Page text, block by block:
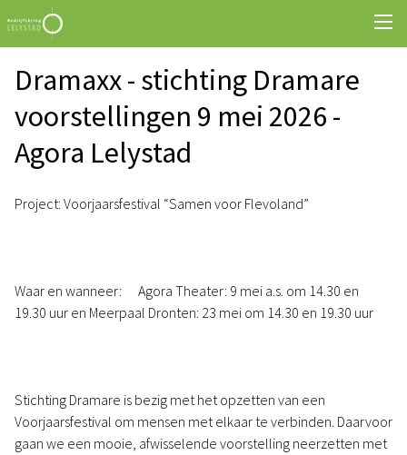
Dramaxx - stichting Dramare
voorstellingen 9 mei 2026 -
Agora Lelystad
Project: Voorjaarsfestival “Samen voor Flevoland”
Waar en wanneer: Agora Theater: 9 mei a.s. om 14.30 en
19.30 uur en Meerpaal Dronten: 23 mei om 14.30 en 19.30 uur
Stichting Dramare is bezig met het opzetten van een
Voorjaarsfestival om mensen met elkaar te verbinden. Daarvoor
gaan we een mooie, afwisselende voorstelling neerzetten met